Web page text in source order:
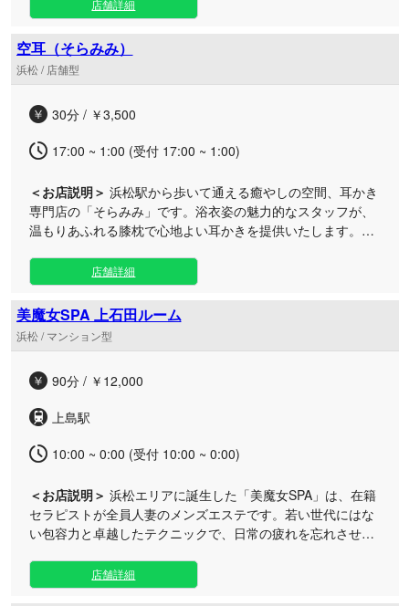
特別な空間をご用意いたしました。 洗練されたセラピストに
よる細やかなおもてなしと、上質なプライベート空間で、あ
なただけの特別なひとときをお約束します。ディープな癒や
しと最高のホスピタリティをぜひご体感ください。 スタッフ
店舗詳細
空耳（そらみみ）
浜松 / 店舗型
30分 / ￥3,500
17:00 ~ 1:00 (受付 17:00 ~ 1:00)
＜お店説明＞ 浜松駅から歩いて通える癒やしの空間、耳かき
専門店の「そらみみ」です。浴衣姿の魅力的なスタッフが、
温もりあふれる膝枕で心地よい耳かきを提供いたします。性
喧騒から少しだけ離れて、心と身体をホッと休ませてみませ
んか？ 当店では、個性あふれるスタッフたちがまごころを込
めて、お客様お一人おひとりに寄り添ったリラクゼーション
のひとときをお届けしております。 まるでお家でくつろいで
いるかのような安心感と、心地よい耳かきの刺激で、心身共
歩15分圏内とアクセスも良好ですので、お仕事帰りや休日の
せ。 皆様のご来店を、スタッフ一同心よりお待ち申し上げて
おります。
店舗詳細
美魔女SPA 上石田ルーム
浜松 / マンション型
90分 / ￥12,000
上島駅
10:00 ~ 0:00 (受付 10:00 ~ 0:00)
＜お店説明＞ 浜松エリアに誕生した「美魔女SPA」は、在籍
セラピストが全員人妻のメンズエステです。若い世代にはな
い包容力と卓越したテクニックで、日常の疲れを忘れさせる
を重視した完全個室の落ち着いた空間で、大人のための特別
なストレッチや丁寧なオイルトリートメントをご堪能いただ
店舗詳細